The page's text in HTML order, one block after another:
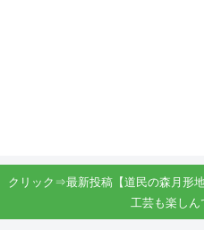
クリック⇒最新投稿【道民の森月形
工芸も楽しん